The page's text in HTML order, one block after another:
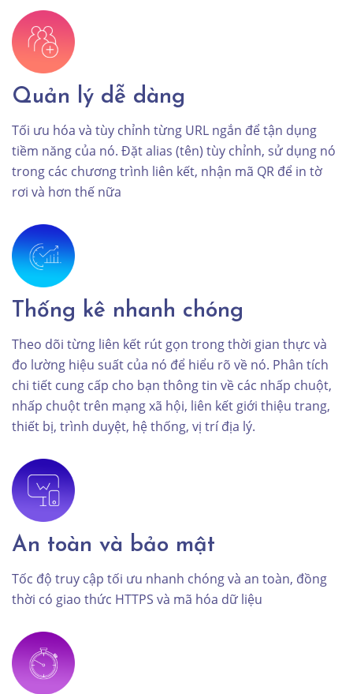
Quản lý dễ dàng
Tối ưu hóa và tùy chỉnh từng URL ngắn để tận dụng
tiềm năng của nó. Đặt alias (tên) tùy chỉnh, sử dụng nó
trong các chương trình liên kết, nhận mã QR để in tờ
rơi và hơn thế nữa
Thống kê nhanh chóng
Theo dõi từng liên kết rút gọn trong thời gian thực và
đo lường hiệu suất của nó để hiểu rõ về nó. Phân tích
chi tiết cung cấp cho bạn thông tin về các nhấp chuột,
nhấp chuột trên mạng xã hội, liên kết giới thiệu trang,
thiết bị, trình duyệt, hệ thống, vị trí địa lý.
An toàn và bảo mật
Tốc độ truy cập tối ưu nhanh chóng và an toàn, đồng
thời có giao thức HTTPS và mã hóa dữ liệu